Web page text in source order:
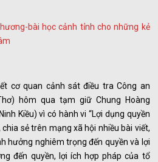
cơ quan cảnh sát điều tra Công an
hôm qua tạm giữ Chung Hoàng
Kiều) vì có hành vi “Lợi dụng quyền
sẻ trên mạng xã hội nhiều bài viết,
hưởng nghiêm trọng đến quyền và lợi
đến quyền, lợi ích hợp pháp của tổ